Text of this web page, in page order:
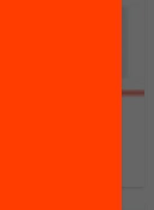
i pares en la